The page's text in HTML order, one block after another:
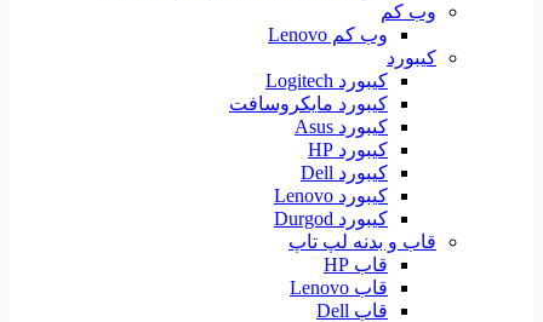
وب کم
وب کم Lenovo
کیبورد
کیبورد Logitech
کیبورد مایکروسافت
کیبورد Asus
کیبورد HP
کیبورد Dell
کیبورد Lenovo
کیبورد Durgod
قاب و بدنه لپ تاپ
قاب HP
قاب Lenovo
قاب Dell